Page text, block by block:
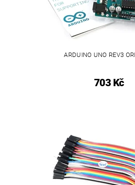
ARDUINO UNO REV3
703 Kč